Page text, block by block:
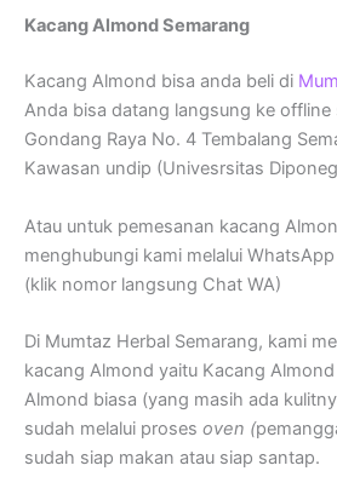
Kacang Almond Semarang
Kacang Almond bisa anda beli di
Anda bisa datang langsung ke offline
Gondang Raya No. 4 Tembalang
Kawasan undip (Univesrsitas
Atau untuk pemesanan kacang
menghubungi kami melalui
(klik nomor langsung Chat WA)
Di Mumtaz Herbal Semarang, kami
kacang Almond yaitu Kacang
Almond biasa (yang masih ada
sudah melalui proses oven (
sudah siap makan atau siap santap.